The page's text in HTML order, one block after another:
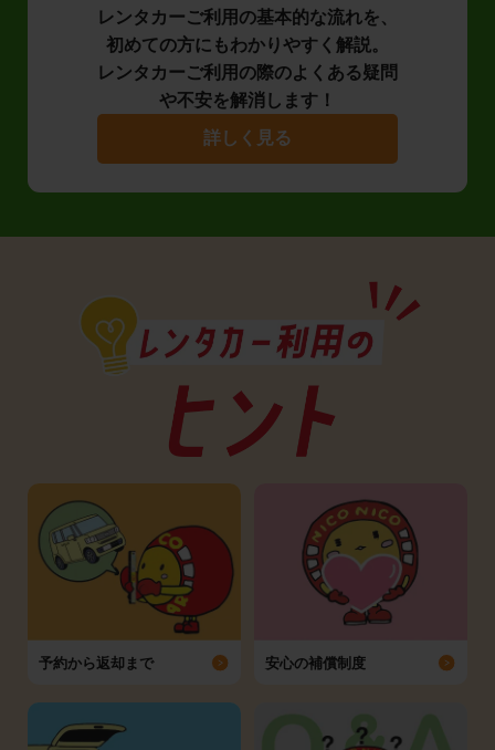
レンタカーご利用の基本的な流れを、
初めての方にもわかりやすく解説。
レンタカーご利用の際のよくある疑問
や不安を解消します！
詳しく見る
予約から返却まで 安心の補償制度